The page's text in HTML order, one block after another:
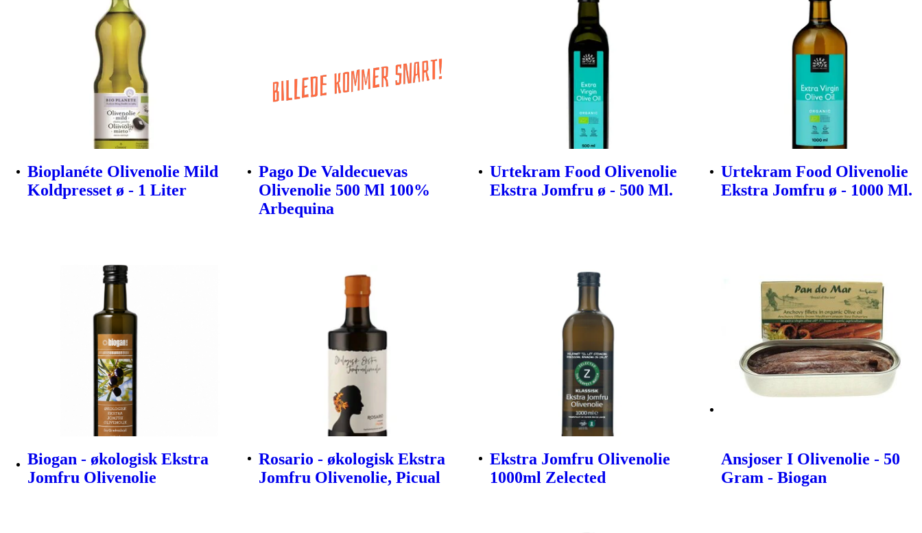
Bioplanéte Olivenolie Mild
Koldpresset ø - 1 Liter
Pago De Valdecuevas
Olivenolie 500 Ml 100%
Arbequina
Urtekram Food Olivenolie
Ekstra Jomfru ø - 500 Ml.
Urtekram Food Olivenolie
Ekstra Jomfru ø - 1000 Ml.
Biogan - økologisk Ekstra
Jomfru Olivenolie
Rosario - økologisk Ekstra
Jomfru Olivenolie, Picual
Ekstra Jomfru Olivenolie
1000ml Zelected
Ansjoser I Olivenolie - 50
Gram - Biogan